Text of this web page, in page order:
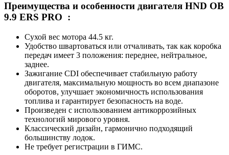
Преимущества и особенности двигателя HND OB
9.9 ERS PRO :
Сухой вес мотора 44.5 кг.
Удобство швартоваться или отчаливать, так как коробка
передач имеет 3 положения: переднее, нейтральное,
заднее.
Зажигание CDI обеспечивает стабильную работу
двигателя, максимальную мощность во всем диапазоне
оборотов, улучшает экономичность использования
топлива и гарантирует безопасность на воде.
Произведен с использованием антикоррозийных
технологий мирового уровня.
Классический дизайн, гармонично подходящий
большинству лодок.
Не требует регистрации в ГИМС.